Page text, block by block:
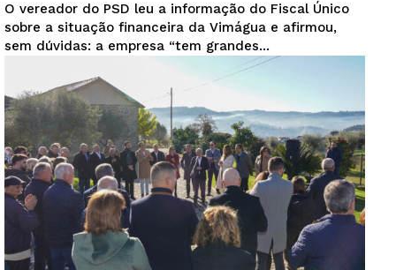
Guimarães, agora!
O vereador do PSD leu a informação do Fiscal Único
sobre a situação financeira da Vimágua e afirmou,
sem dúvidas: a empresa “tem grandes...